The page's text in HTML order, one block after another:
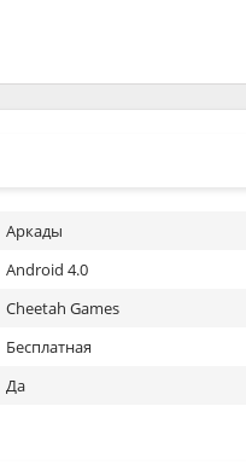
Аркады
Android 4.0
Cheetah Games
Бесплатная
Да